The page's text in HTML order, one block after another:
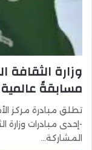
وزارة
مسابقةً
تطلق مبادرة مركز
-إحدى مبادرات
المشاركة…